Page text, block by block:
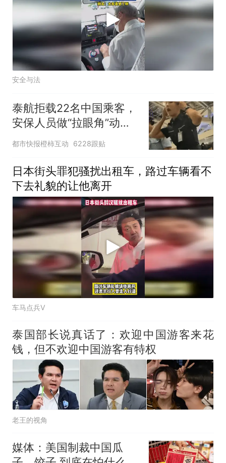
安全与法
泰航拒载22名中国乘客，
安保人员做“拉眼角”动
作，泰国机场最新回应：
拒绝登机决定由航司作
出；亲历者：曾承诺免费
改签但没兑现
都市快报橙柿互动 6228跟贴
日本街头罪犯骚扰出租车，路过车辆看不
下去礼貌的让他离开
车马点兵V
泰国部长说真话了：欢迎中国游客来花
钱，但不欢迎中国游客有特权
老王的视角
媒体：美国制裁中国瓜